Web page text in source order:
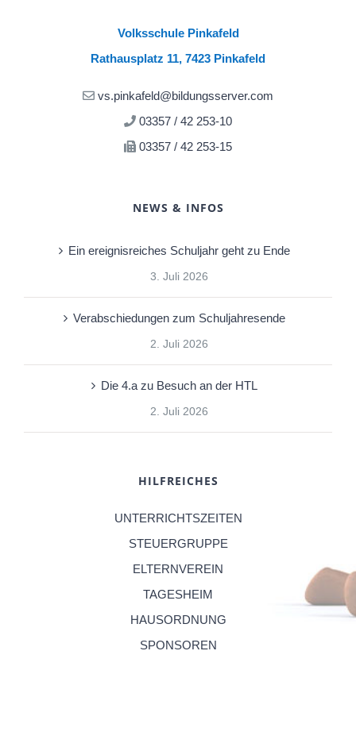
Volksschule Pinkafeld
Rathausplatz 11, 7423 Pinkafeld
vs.pinkafeld@bildungsserver.com
03357 / 42 253-10
03357 / 42 253-15
NEWS & INFOS
Ein ereignisreiches Schuljahr geht zu Ende
3. Juli 2026
Verabschiedungen zum Schuljahresende
2. Juli 2026
Die 4.a zu Besuch an der HTL
2. Juli 2026
HILFREICHES
UNTERRICHTSZEITEN
STEUERGRUPPE
ELTERNVEREIN
TAGESHEIM
HAUSORDNUNG
SPONSOREN